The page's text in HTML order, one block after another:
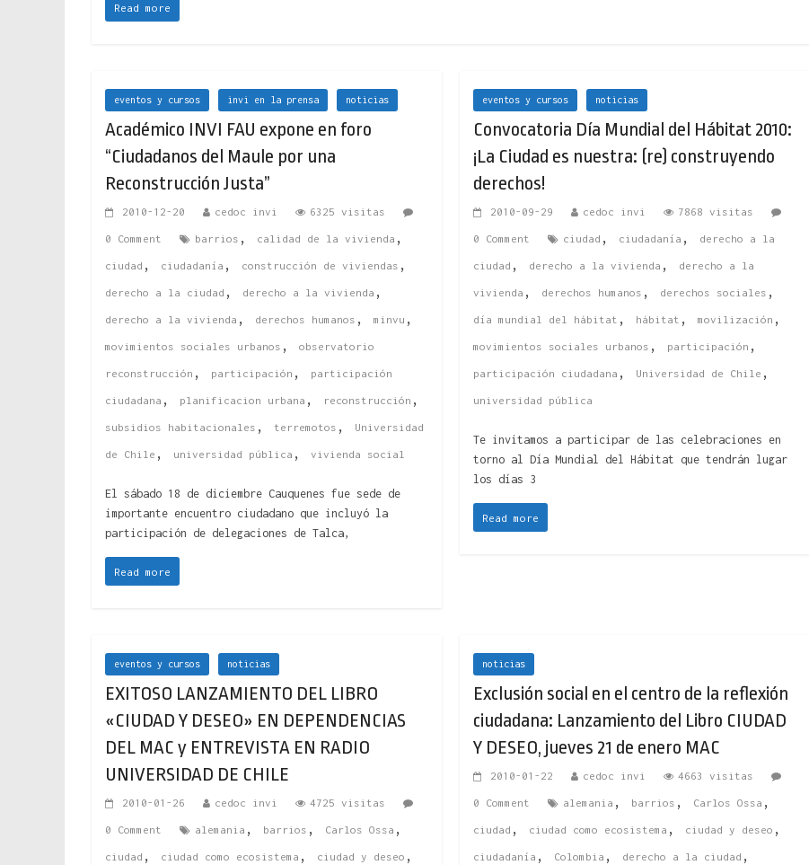
Read more
eventos y cursos invi en la prensa noticias
Académico INVI FAU expone en foro
“Ciudadanos del Maule por una
Reconstrucción Justa”
2010-12-20 cedoc invi 6325 visitas
0 Comment barrios , calidad de la vivienda ,
ciudad , ciudadanía , construcción de viviendas ,
derecho a la ciudad , derecho a la vivienda ,
derecho a la vivienda , derechos humanos , minvu ,
movimientos sociales urbanos , observatorio
reconstrucción , participación , participación
ciudadana , planificacion urbana , reconstrucción ,
subsidios habitacionales , terremotos , Universidad
de Chile , universidad pública , vivienda social
El sábado 18 de diciembre Cauquenes fue sede de
importante encuentro ciudadano que incluyó la
participación de delegaciones de Talca,
Read more
eventos y cursos noticias
Convocatoria Día Mundial del Hábitat 2010:
¡La Ciudad es nuestra: (re) construyendo
derechos!
2010-09-29 cedoc invi 7868 visitas
0 Comment ciudad , ciudadanía , derecho a la
ciudad , derecho a la vivienda , derecho a la
vivienda , derechos humanos , derechos sociales ,
día mundial del hábitat , hábitat ,movilización ,
movimientos sociales urbanos , participación ,
participación ciudadana , Universidad de Chile ,
universidad pública
Te invitamos a participar de las celebraciones en
torno al Día Mundial del Hábitat que tendrán lugar
los días 3
Read more
eventos y cursos noticias
EXITOSO LANZAMIENTO DEL LIBRO
«CIUDAD Y DESEO» EN DEPENDENCIAS
DEL MAC y ENTREVISTA EN RADIO
UNIVERSIDAD DE CHILE
2010-01-26 cedoc invi 4725 visitas
0 Comment alemania , barrios , Carlos Ossa ,
ciudad , ciudad como ecosistema , ciudad y deseo ,
noticias
Exclusión social en el centro de la reflexión
ciudadana: Lanzamiento del Libro CIUDAD
Y DESEO, jueves 21 de enero MAC
2010-01-22 cedoc invi 4663 visitas
0 Comment alemania , barrios , Carlos Ossa ,
ciudad , ciudad como ecosistema , ciudad y deseo ,
ciudadanía , Colombia , derecho a la ciudad ,